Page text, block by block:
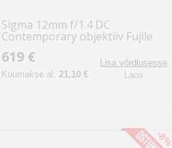
Sigma 12mm f/1.4 DC
Contemporary objektiiv Fujile
619 €
Kuumakse al. 21,10 €
Lisa võrdlusesse
Laos
-8%